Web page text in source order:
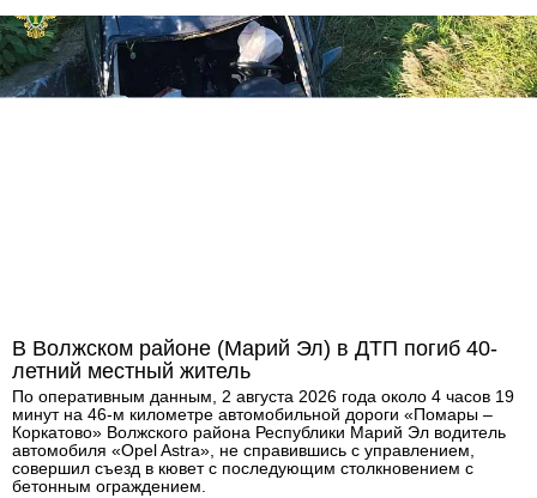
В Волжском районе (Марий Эл) в ДТП погиб 40-
летний местный житель
По оперативным данным, 2 августа 2026 года около 4 часов 19
минут на 46-м километре автомобильной дороги «Помары –
Коркатово» Волжского района Республики Марий Эл водитель
автомобиля «Opel Astra», не справившись с управлением,
совершил съезд в кювет с последующим столкновением с
бетонным ограждением.